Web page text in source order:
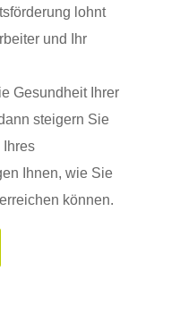
lohnt
und Ihr
Gesundheit Ihrer
steigern Sie
Ihres
Ihnen, wie Sie
können.